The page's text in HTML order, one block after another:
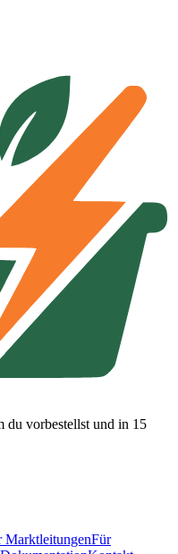
vorbestellst und in 15
MarktleitungenFür